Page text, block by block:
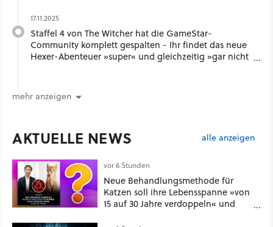
17.11.2025
Staffel 4 von The Witcher hat die GameStar-
Community komplett gespalten - Ihr findet das neue
Hexer-Abenteuer »super« und gleichzeitig »gar nicht
mehr anzeigen
AKTUELLE NEWS alle anzeigen
vor 6 Stunden
Neue Behandlungsmethode für
Katzen soll ihre Lebensspanne »von
15 auf 30 Jahre verdoppeln« und